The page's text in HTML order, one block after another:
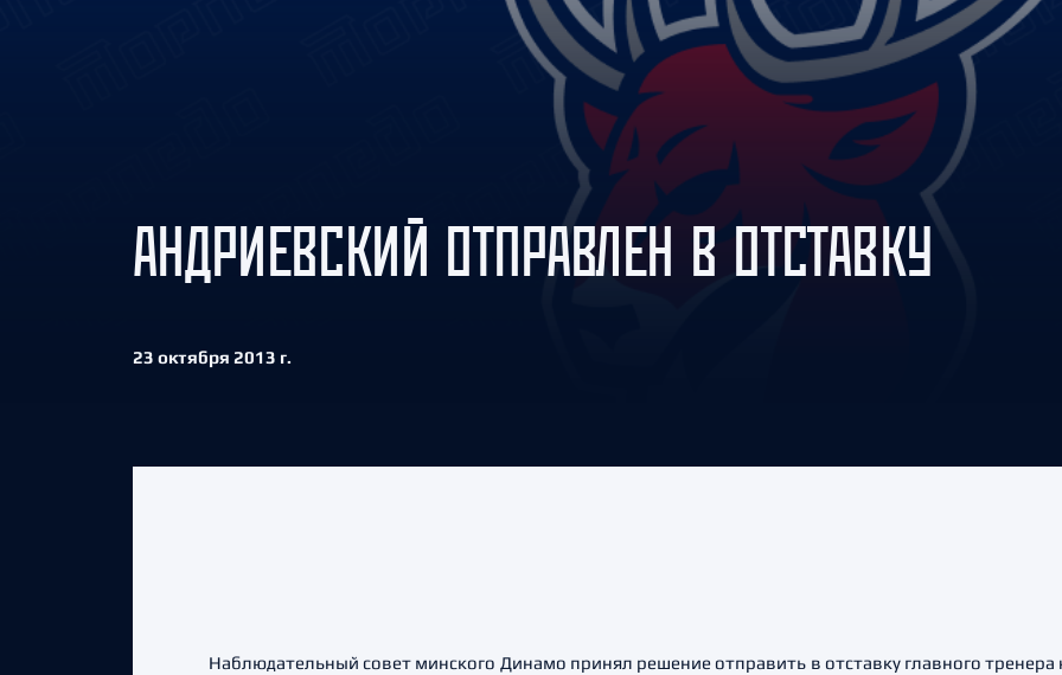
Амур
Барыс
Салават Юлаев
Сибирь
АНДРИЕВСКИЙ ОТПРАВЛЕН В ОТСТАВКУ
23 октября 2013 г.
Наблюдательный совет минского Динамо принял решение отправить в отставку главного